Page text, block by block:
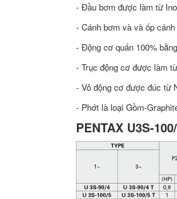
- Đầu bơm được làm từ
- Cánh bơm và và ốp
- Động cơ quấn 100%
- Trục động cơ được làm
- Vỏ động cơ được đúc từ
- Phớt là loại Gồm-
PENTAX U3S-